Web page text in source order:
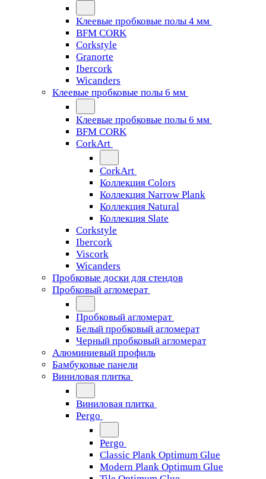
Клеевые пробковые полы 4 мм
BFM CORK
Corkstyle
Granorte
Ibercork
Wicanders
Клеевые пробковые полы 6 мм
Клеевые пробковые полы 6 мм
BFM CORK
CorkArt
CorkArt
Коллекция Colors
Коллекция Narrow Plank
Коллекция Natural
Коллекция Slate
Corkstyle
Ibercork
Viscork
Wicanders
Пробковые доски для стендов
Пробковый агломерат
Пробковый агломерат
Белый пробковый агломерат
Черный пробковый агломерат
Алюминиевый профиль
Бамбуковые панели
Виниловая плитка
Виниловая плитка
Pergo
Pergo
Classic Plank Optimum Glue
Modern Plank Optimum Glue